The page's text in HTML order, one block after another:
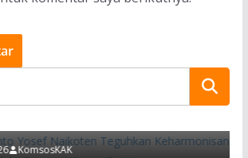
Naikoten Teguhkan
Keluarga Melalui Seminar